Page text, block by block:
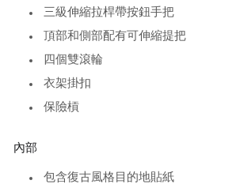
三級伸縮拉桿帶按鈕手把
頂部和側部配有可伸縮提把
四個雙滾輪
衣架掛扣
保險槓
內部
包含復古風格目的地貼紙